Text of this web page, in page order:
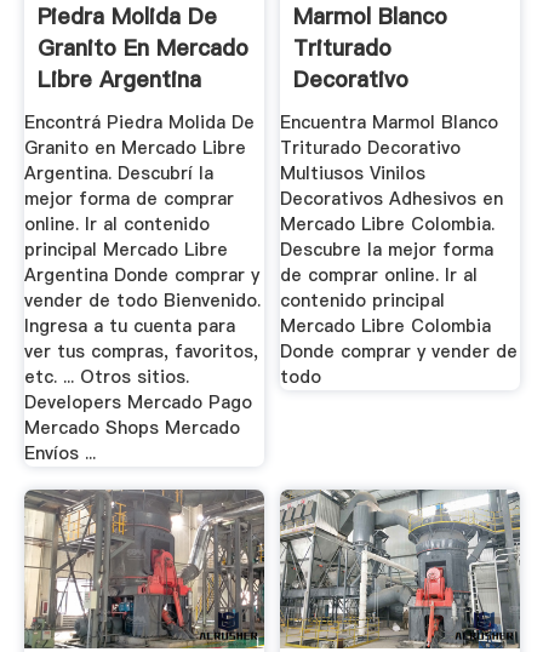
Piedra Molida De
Granito En Mercado
Libre Argentina
Encontrá Piedra Molida De
Granito en Mercado Libre
Argentina. Descubrí la
mejor forma de comprar
online. Ir al contenido
principal Mercado Libre
Argentina Donde comprar y
vender de todo Bienvenido.
Ingresa a tu cuenta para
ver tus compras, favoritos,
etc. ... Otros sitios.
Developers Mercado Pago
Mercado Shops Mercado
Envíos ...
Marmol Blanco
Triturado
Decorativo
Multiusos Vinilos ...
Encuentra Marmol Blanco
Triturado Decorativo
Multiusos Vinilos
Decorativos Adhesivos en
Mercado Libre Colombia.
Descubre la mejor forma
de comprar online. Ir al
contenido principal
Mercado Libre Colombia
Donde comprar y vender de
todo